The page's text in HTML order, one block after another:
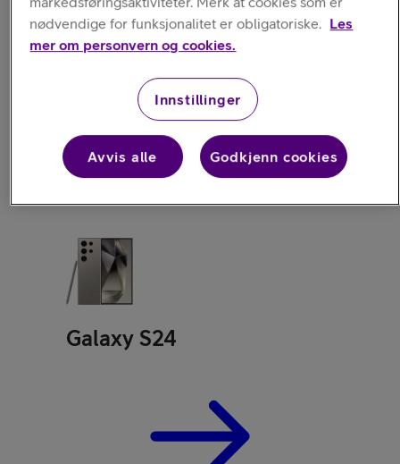
Galaxy S25
Galaxy S24
nødvendige for funksjonalitet er obligatoriske. Les
mer om personvern og cookies.
Innstillinger
Avvis alle Godkjenn cookies